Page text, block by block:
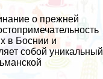
о прежней
в Боснии и
собой уникальный